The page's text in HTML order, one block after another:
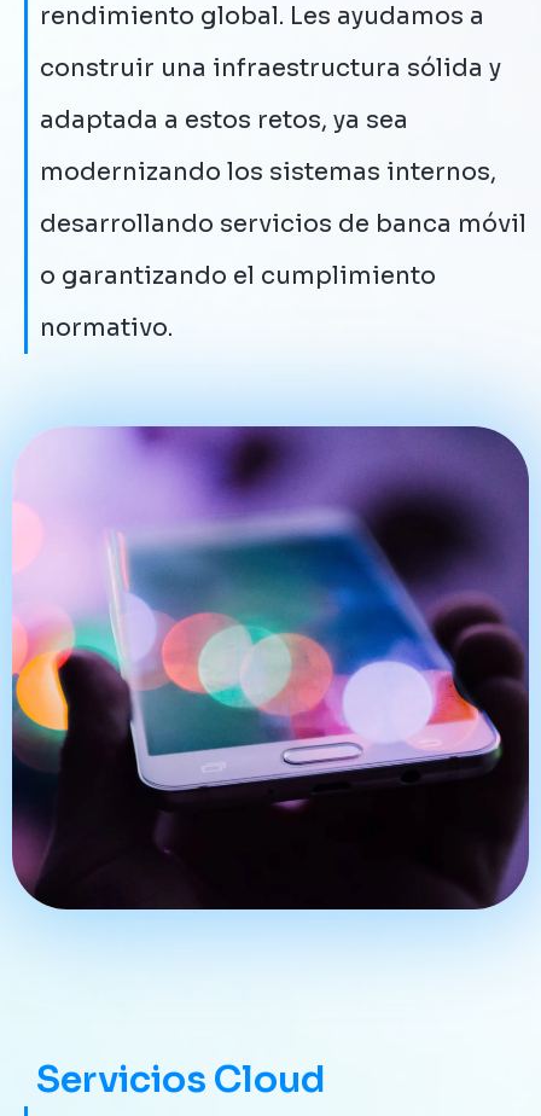
rendimiento global. Les ayudamos a
construir una infraestructura sólida y
adaptada a estos retos, ya sea
modernizando los sistemas internos,
desarrollando servicios de banca móvil
o garantizando el cumplimiento
normativo.
Servicios Cloud